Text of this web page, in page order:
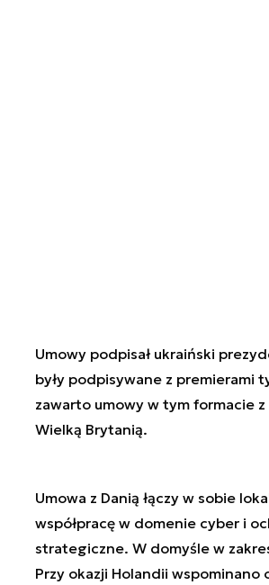
Umowy podpisał ukraiński
były podpisywane z premierami
zawarto umowy w tym formacie
Wielką Brytanią.
Umowa z Danią łączy w sobie
współpracę w domenie cyber i
strategiczne. W domyśle w
Przy okazji Holandii wspominano